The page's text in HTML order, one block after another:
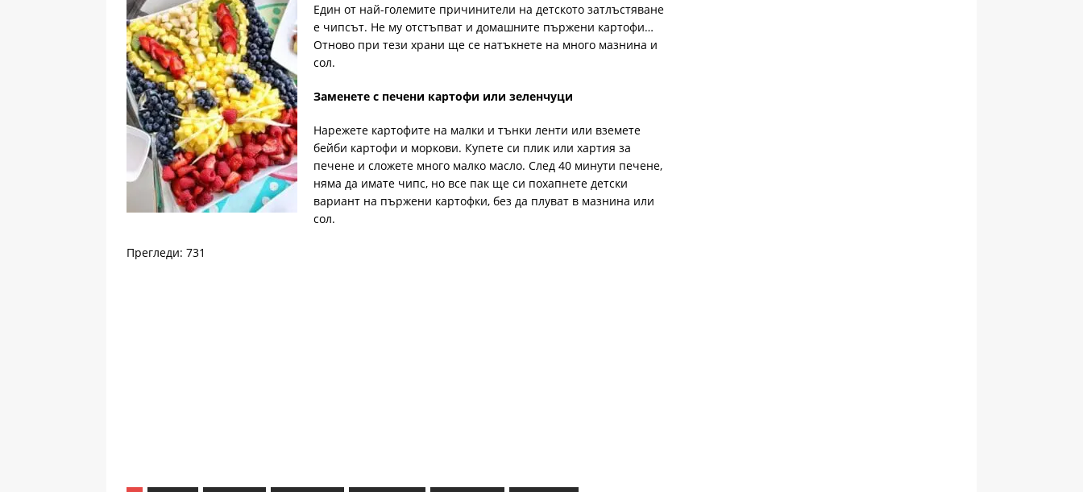
Един от най-големите причинители на детското затлъстяване
е чипсът. Не му отстъпват и домашните пържени картофи…
Отново при тези храни ще се натъкнете на много мазнина и
сол.
Заменете с печени картофи или зеленчуци
Нарежете картофите на малки и тънки ленти или вземете
бейби картофи и моркови. Купете си плик или хартия за
печене и сложете много малко масло. След 40 минути печене,
няма да имате чипс, но все пак ще си похапнете детски
вариант на пържени картофки, без да плуват в мазнина или
сол.
Прегледи: 731